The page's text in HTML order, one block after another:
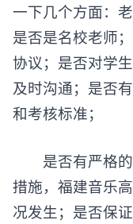
一下几个方面：
是否是名校老师
协议；是否对学
及时沟通；是否
和考核标准；
是否有严格的
措施，福建音乐
况发生；是否保